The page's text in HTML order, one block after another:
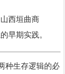
西垣曲商
早期实践。
种生存逻辑的必